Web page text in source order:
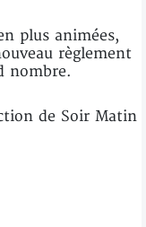
plus animées,
règlement
nombre.
de Soir Matin